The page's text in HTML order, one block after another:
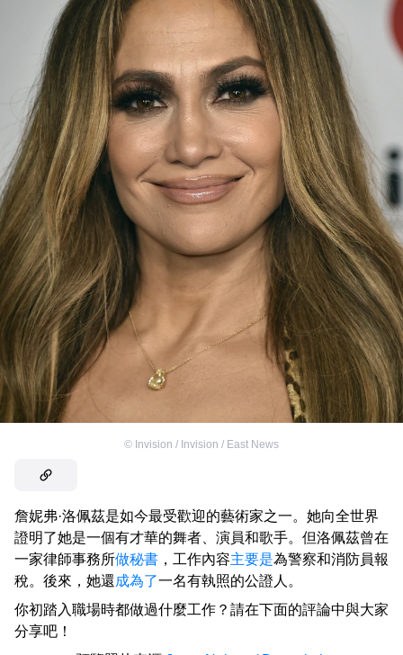
© Invision / Invision / East News
詹妮弗·洛佩茲是如今最受歡迎的藝術家之一。她向全世界
證明了她是一個有才華的舞者、演員和歌手。但洛佩茲曾在
一家律師事務所做秘書 ，工作內容主要是為警察和消防員報
稅。後來，她還成為了一名有執照的公證人。
你初踏入職場時都做過什麼工作？請在下面的評論中與大家
分享吧！